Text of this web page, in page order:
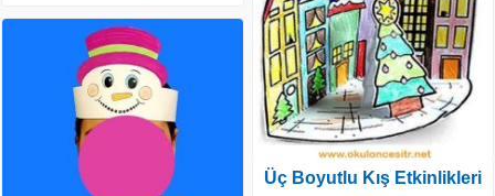
Üç Boyutlu Kış Etkinlikleri